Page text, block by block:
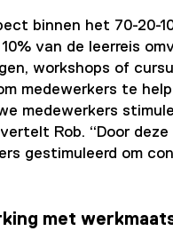
binnen het 70-20-
van de leerreis
workshops of
medewerkers te
medewerkers
Rob. “Door
gestimuleerd om
met